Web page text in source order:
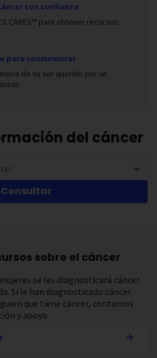
con confianza
CARES™ para obtener recursos.
para conmemorar
de su ser querido por un
del cáncer
Consultar
sobre el cáncer
se les diagnosticará cáncer
Si le han diagnosticado cáncer
que tiene cáncer, contamos
y apoyo.